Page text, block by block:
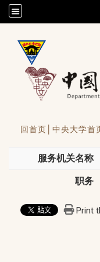
/accesskey"" title="Toolbar">:::
回首页│ 中央大学首
服务机关名称
职务
Print